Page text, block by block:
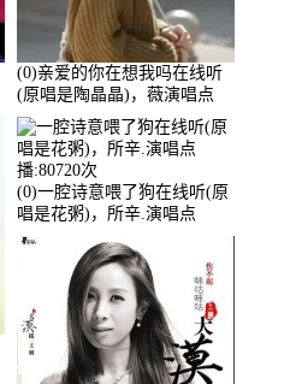
(0)亲爱的你在想我吗在线听
(原唱是陶晶晶)，薇演唱点
播:159722次
(0)一腔诗意喂了狗在线听(原
唱是花粥)，所辛.演唱点
播:80720次